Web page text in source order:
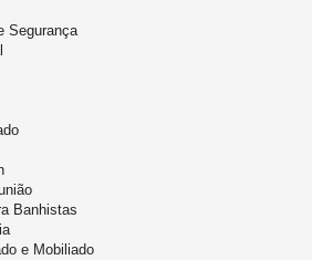
Segurança
Banhistas
e Mobiliado